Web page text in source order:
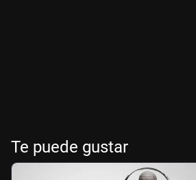
Te puede gustar